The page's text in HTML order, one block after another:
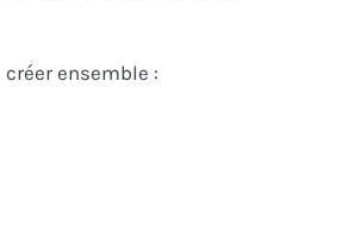
ensemble :